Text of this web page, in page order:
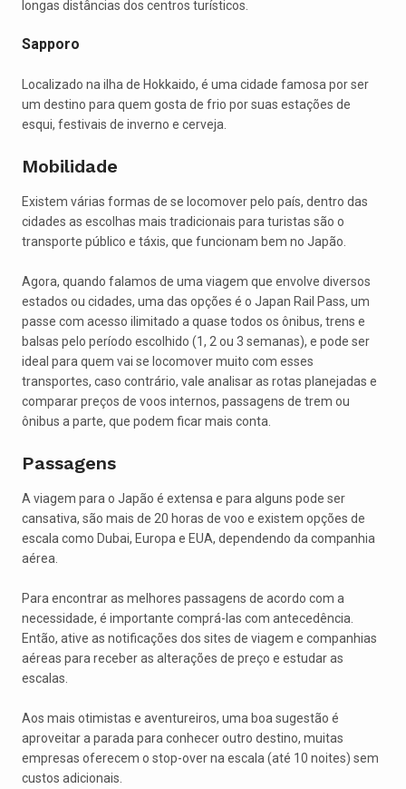
longas distâncias dos centros turísticos.
Sapporo
Localizado na ilha de Hokkaido, é uma cidade famosa por ser
um destino para quem gosta de frio por suas estações de
esqui, festivais de inverno e cerveja.
Mobilidade
Existem várias formas de se locomover pelo país, dentro das
cidades as escolhas mais tradicionais para turistas são o
transporte público e táxis, que funcionam bem no Japão.
Agora, quando falamos de uma viagem que envolve diversos
estados ou cidades, uma das opções é o Japan Rail Pass, um
passe com acesso ilimitado a quase todos os ônibus, trens e
balsas pelo período escolhido (1, 2 ou 3 semanas), e pode ser
ideal para quem vai se locomover muito com esses
transportes, caso contrário, vale analisar as rotas planejadas e
comparar preços de voos internos, passagens de trem ou
ônibus a parte, que podem ficar mais conta.
Passagens
A viagem para o Japão é extensa e para alguns pode ser
cansativa, são mais de 20 horas de voo e existem opções de
escala como Dubai, Europa e EUA, dependendo da companhia
aérea.
Para encontrar as melhores passagens de acordo com a
necessidade, é importante comprá-las com antecedência.
Então, ative as notificações dos sites de viagem e companhias
aéreas para receber as alterações de preço e estudar as
escalas.
Aos mais otimistas e aventureiros, uma boa sugestão é
aproveitar a parada para conhecer outro destino, muitas
empresas oferecem o stop-over na escala (até 10 noites) sem
custos adicionais.